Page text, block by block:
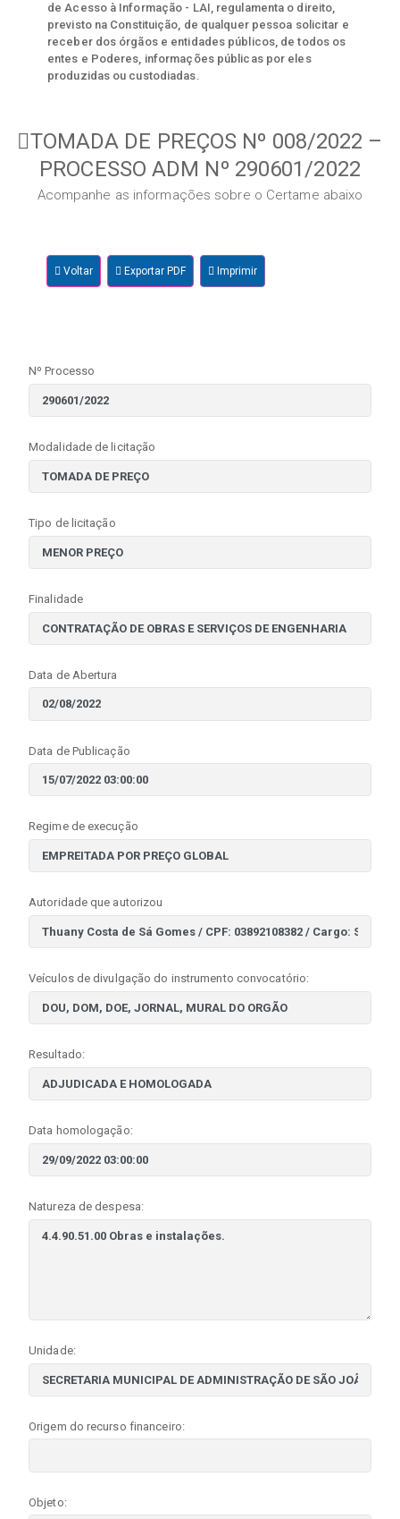
de Acesso à Informação - LAI, regulamenta o direito,
previsto na Constituição, de qualquer pessoa solicitar e
receber dos órgãos e entidades públicos, de todos os
entes e Poderes, informações públicas por eles
produzidas ou custodiadas.
TOMADA DE PREÇOS Nº 008/2022 –
PROCESSO ADM Nº 290601/2022
Acompanhe as informações sobre o Certame abaixo
Voltar Exportar PDF Imprimir
Nº Processo
Modalidade de licitação
Tipo de licitação
Finalidade
Data de Abertura
Data de Publicação
Regime de execução
Autoridade que autorizou
Veículos de divulgação do instrumento convocatório:
Resultado:
Data homologação:
Natureza de despesa:
Unidade:
Origem do recurso financeiro:
Objeto: